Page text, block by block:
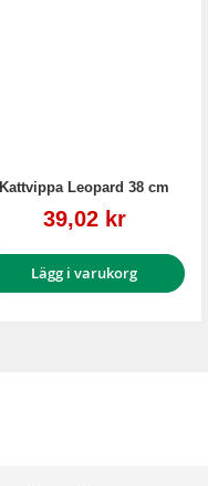
Kattvippa Leopard 38 cm
Reapris
39,02 kr
Lägg i varukorg